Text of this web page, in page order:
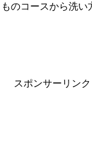
のコースから洗い
スポンサーリンク